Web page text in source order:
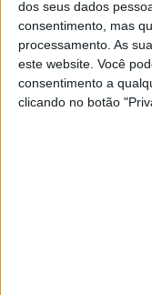
dos seus dados
consentimento, mas
processamento. As
este website. Você
consentimento a
clicando no botão
faltava, com
passram mesmo à